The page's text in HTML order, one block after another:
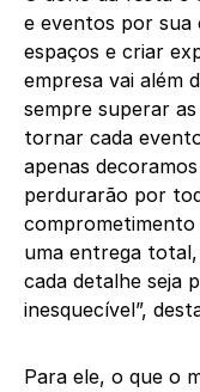
e eventos por sua
espaços e criar
empresa vai além
sempre superar
tornar cada
apenas
perdurarão por
comprometimento
uma entrega
cada detalhe seja
inesquecível”,
Para ele, o que o